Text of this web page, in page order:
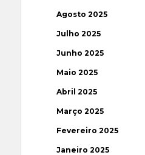
Agosto 2025
Julho 2025
Junho 2025
Maio 2025
Abril 2025
Março 2025
Fevereiro 2025
Janeiro 2025